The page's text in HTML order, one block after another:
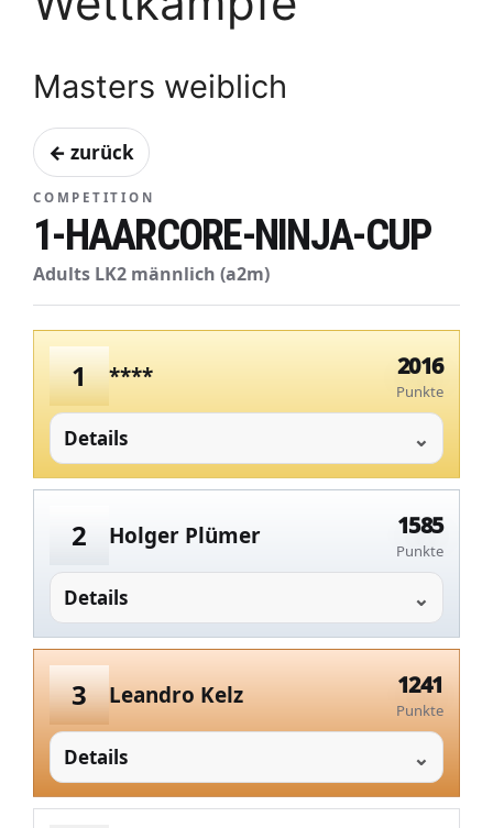
Masters weiblich
← zurück
COMPETITION
1-HAARCORE-NINJA-CUP
Adults LK2 männlich (a2m)
1 **** 2016
Punkte
Details
2 Holger Plümer 1585
Punkte
Details
3 Leandro Kelz 1241
Punkte
Details